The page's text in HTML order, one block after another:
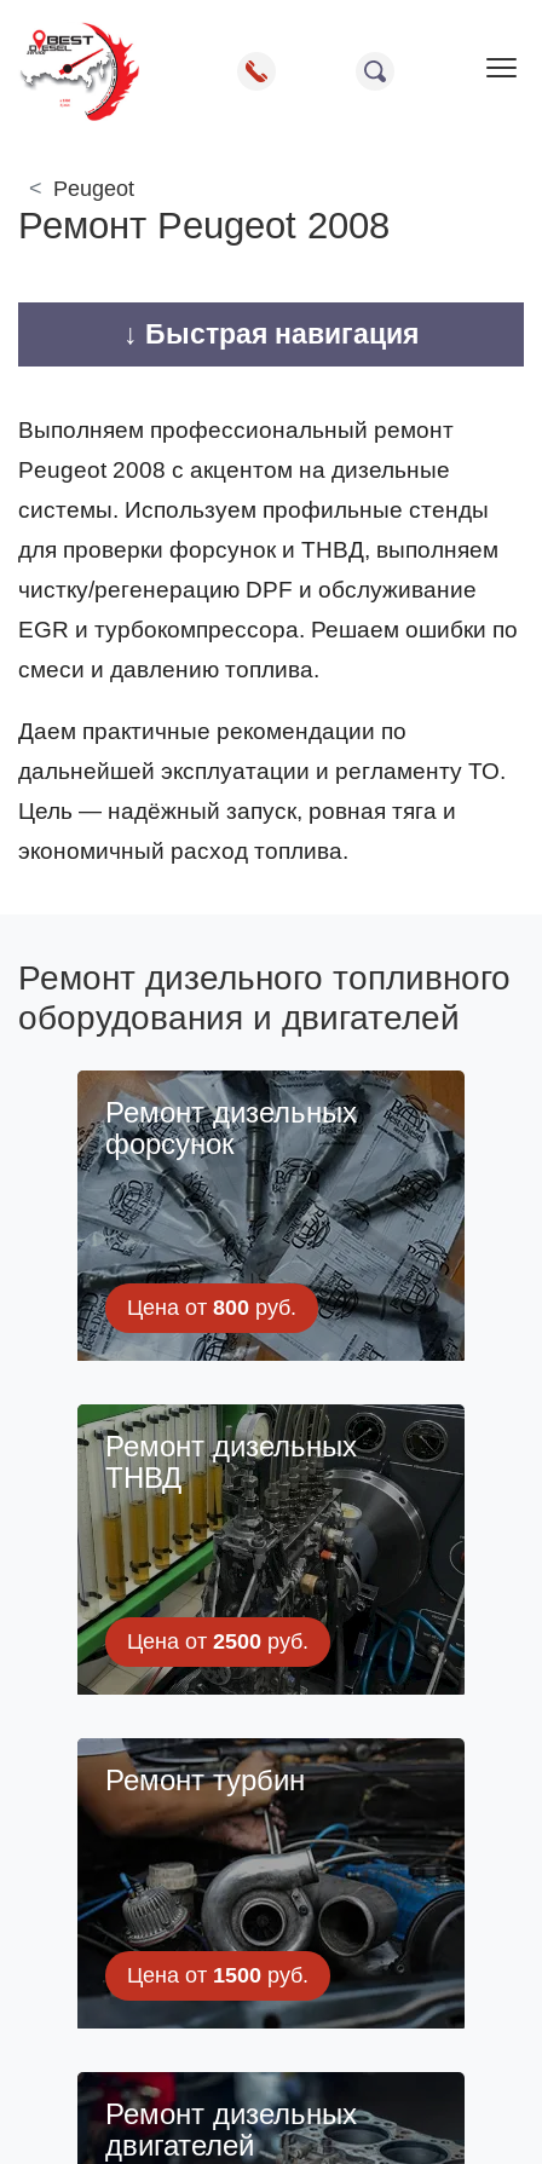
Peugeot
Ремонт Peugeot 2008
↓ Быстрая навигация
Выполняем профессиональный ремонт
Peugeot 2008 с акцентом на дизельные
системы. Используем профильные стенды
для проверки форсунок и ТНВД, выполняем
чистку/регенерацию DPF и обслуживание
EGR и турбокомпрессора. Решаем ошибки по
смеси и давлению топлива.
Даем практичные рекомендации по
дальнейшей эксплуатации и регламенту ТО.
Цель — надёжный запуск, ровная тяга и
экономичный расход топлива.
Ремонт дизельного топливного
оборудования и двигателей
Ремонт дизельных
форсунок
Цена от 800руб.
Ремонт дизельных
ТНВД
Цена от 2500руб.
Ремонт турбин
Цена от 1500руб.
Ремонт дизельных
двигателей